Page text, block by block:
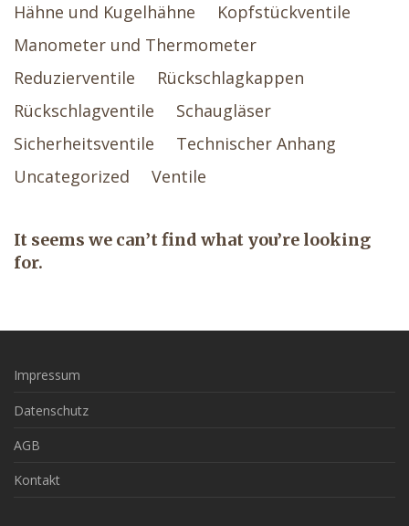
Hähne und Kugelhähne
Kopfstückventile
Manometer und Thermometer
Reduzierventile
Rückschlagkappen
Rückschlagventile
Schaugläser
Sicherheitsventile
Technischer Anhang
Uncategorized
Ventile
It seems we can’t find what you’re looking
for.
Impressum
Datenschutz
AGB
Kontakt